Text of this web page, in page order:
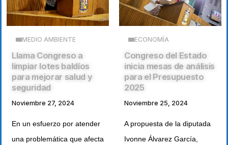
MEDIO AMBIENTE
Llama Congreso a
limpiar lotes baldíos
para mejorar salud y
seguridad
Noviembre 27, 2024
En un esfuerzo por atender
una problemática que afecta
ECONOMÍA
Congreso del Estado
inicia mesas de análisis
para el Presupuesto
2025
Noviembre 25, 2024
A propuesta de la diputada
Ivonne Álvarez García,